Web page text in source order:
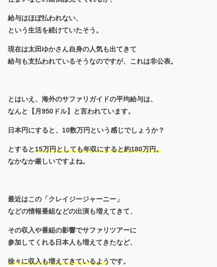
給与はほぼ払われない、
という生活を続けていたそう。
現在は太田ゆかさん自身の人気も出てきて
給与も支払われているそうなのですが、これは非公表。
とはいえ、海外のサファリガイドの平均給与は、
なんと【月950ドル】と言われています。
日本円にすると、10数万円という感じでしょうか？
とすると15万円としても年収にすると約180万円。
なかなか厳しいですよね。
最近はこの「クレイジージャーニー」
などの情報番組などの出演も増えてきて、
その収入や番組の影響でサファリツアーに
参加してくれる日本人も増えてきたなど、
徐々に収入も増えてきているようです。